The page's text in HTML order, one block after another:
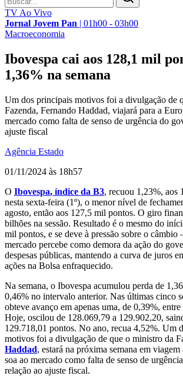
TV Ao Vivo
Jornal Jovem Pan | 01h00 - 03h00
Macroeconomia
Ibovespa cai aos 128,1 mil
1,36% na semana
Um dos principais motivos foi a divulgação de
Fazenda, Fernando Haddad, viajará para a
mercado como falta de senso de urgência do
ajuste fiscal
Agência Estado
01/11/2024 às 18h57
O Ibovespa, índice da B3, recuou 1,23%, aos
nesta sexta-feira (1º), o menor nível de
agosto, então aos 127,5 mil pontos. O giro
bilhões na sessão. Resultado é o mesmo do
mil pontos, e se deve à pressão sobre o câmbio
mercado percebe como demora da ação do
despesas públicas, mantendo a curva de juros
ações na Bolsa enfraquecido.
Na semana, o Ibovespa acumulou perda de
0,46% no intervalo anterior. Nas últimas cinco
obteve avanço em apenas uma, de 0,39%,
Hoje, oscilou de 128.069,79 a 129.902,20,
129.718,01 pontos. No ano, recua 4,52%. Um
motivos foi a divulgação de que o ministro da
Haddad, estará na próxima semana em
soa ao mercado como falta de senso de
relação ao ajuste fiscal.